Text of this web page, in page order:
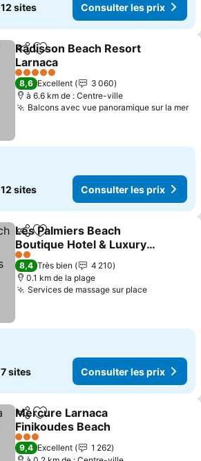
12 sites Consulter les prix
PartagerAjouter à mes favoris
Radisson Beach Resort
Larnaca
5 Étoiles
8,6 Excellent
3 060
à 6.6 km de : Centre-ville
Balcons avec vue panoramique sur la mer
12 sites Consulter les prix
PartagerAjouter à mes favoris
Les Palmiers Beach
Boutique Hotel & Luxury
Apartments
2 Étoiles
8,4 Très bien
4 210
0.1 km de la plage
Services de massage sur place
7 sites Consulter les prix
PartagerAjouter à mes favoris
Mercure Larnaca
Finikoudes Beach
3 Étoiles
9,4 Excellent
1 262